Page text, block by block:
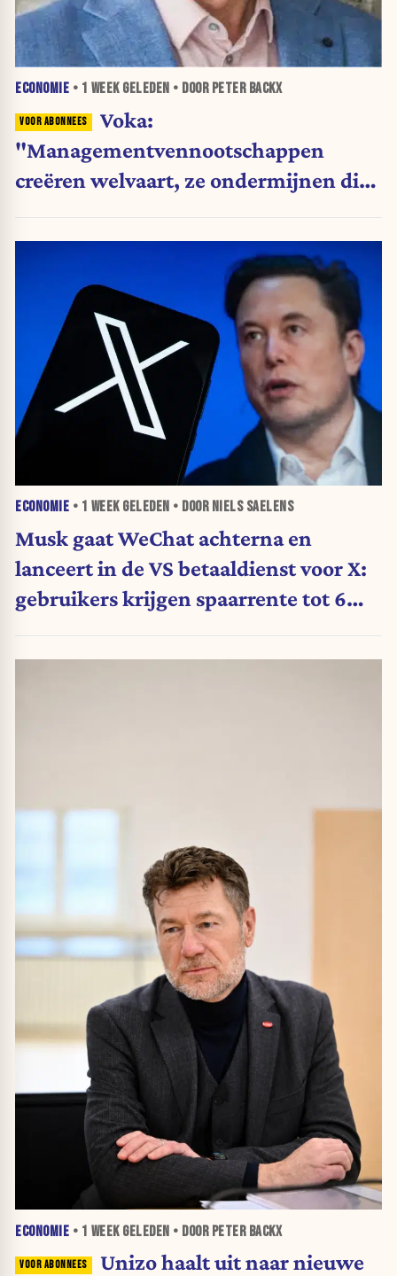
ECONOMIE • 1 WEEKGELEDEN • DOOR PETER BACKX
Voka:
"Managementvennootschappen
creëren welvaart, ze ondermijnen die
ECONOMIE • 1 WEEKGELEDEN • DOOR NIELS SAELENS
Musk gaat WeChat achterna en
lanceert in de VS betaaldienst voor X:
gebruikers krijgen spaarrente tot 6
ECONOMIE • 1 WEEKGELEDEN • DOOR PETER BACKX
Unizo haalt uit naar nieuwe